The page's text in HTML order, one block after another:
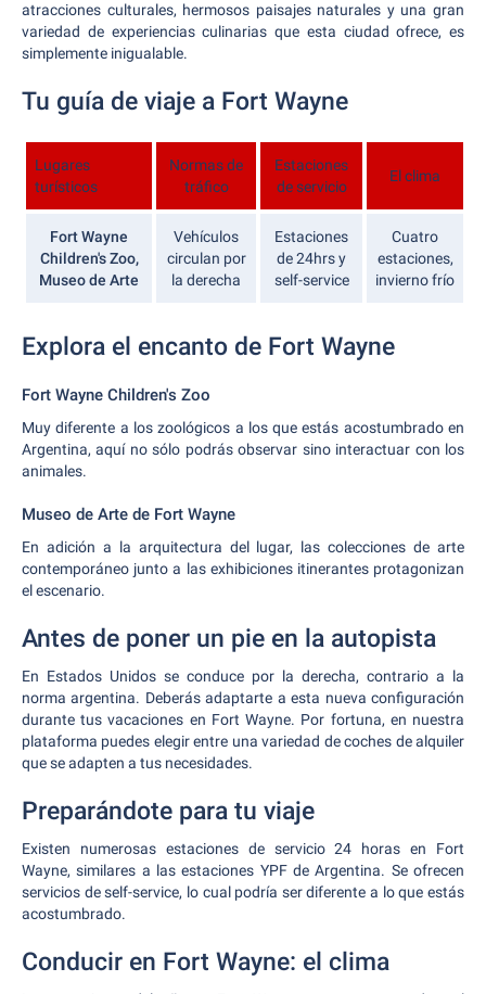
atracciones culturales, hermosos paisajes naturales y una gran
variedad de experiencias culinarias que esta ciudad ofrece, es
simplemente inigualable.
Tu guía de viaje a Fort Wayne
Lugares
turísticos
Normas de
tráfico
Estaciones
de servicio
El clima
Fort Wayne
Children's Zoo,
Museo de Arte
Vehículos
circulan por
la derecha
Estaciones
de 24hrs y
self-service
Cuatro
estaciones,
invierno frío
Explora el encanto de Fort Wayne
Fort Wayne Children's Zoo
Muy diferente a los zoológicos a los que estás acostumbrado en
Argentina, aquí no sólo podrás observar sino interactuar con los
animales.
Museo de Arte de Fort Wayne
En adición a la arquitectura del lugar, las colecciones de arte
contemporáneo junto a las exhibiciones itinerantes protagonizan
el escenario.
Antes de poner un pie en la autopista
En Estados Unidos se conduce por la derecha, contrario a la
norma argentina. Deberás adaptarte a esta nueva configuración
durante tus vacaciones en Fort Wayne. Por fortuna, en nuestra
plataforma puedes elegir entre una variedad de coches de alquiler
que se adapten a tus necesidades.
Preparándote para tu viaje
Existen numerosas estaciones de servicio 24 horas en Fort
Wayne, similares a las estaciones YPF de Argentina. Se ofrecen
servicios de self-service, lo cual podría ser diferente a lo que estás
acostumbrado.
Conducir en Fort Wayne: el clima